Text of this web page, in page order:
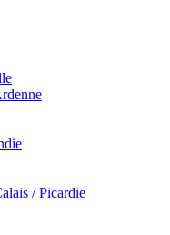
/ Picardie